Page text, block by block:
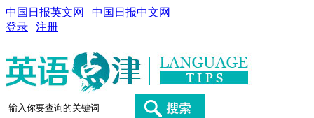
中国日报英文网 | 中国日报中文网
登录 | 注册